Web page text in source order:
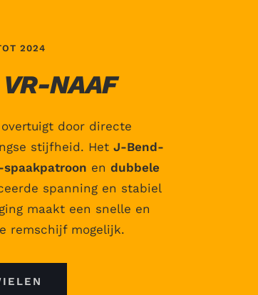
2024
NAAF
door directe
stijfheid. HetJ-Bend-
spaakpatroon endubbele
spanning en stabiel
maakt een snelle en
remschijf mogelijk.